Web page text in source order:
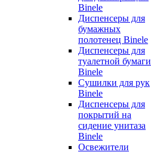
Binele
Диспенсеры для
бумажных
полотенец Binele
Диспенсеры для
туалетной бумаги
Binele
Сушилки для рук
Binele
Диспенсеры для
покрытий на
сидение унитаза
Binele
Освежители